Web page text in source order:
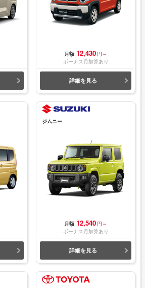
月額 12,430 円～
ボーナス月加算あり
詳細を見る
ジムニー
月額 12,540 円～
ボーナス月加算あり
詳細を見る